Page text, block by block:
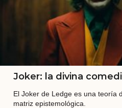
Joker: la divina
El Joker de Ledge es una teoría
matriz epistemológica.